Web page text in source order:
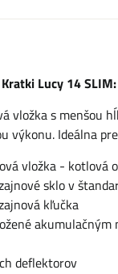
Lucy 14 SLIM:
vložka s menšou
výkonu. Ideálna
vložka - kotlová
sklo v
kľučka
akumulačným
deflektorov